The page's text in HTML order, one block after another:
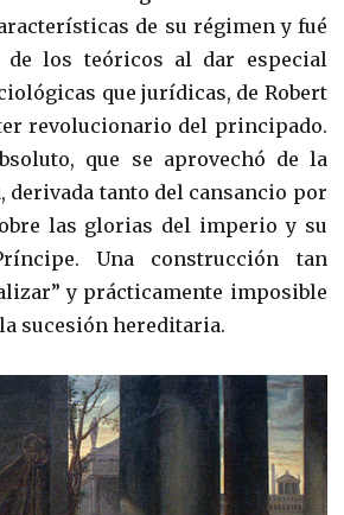
de su régimen y fué
los teóricos al dar especial
que jurídicas, de Robert
revolucionario del principado.
que se aprovechó de la
tanto del cansancio por
las glorias del imperio y su
Una construcción tan
y prácticamente imposible
sucesión hereditaria.